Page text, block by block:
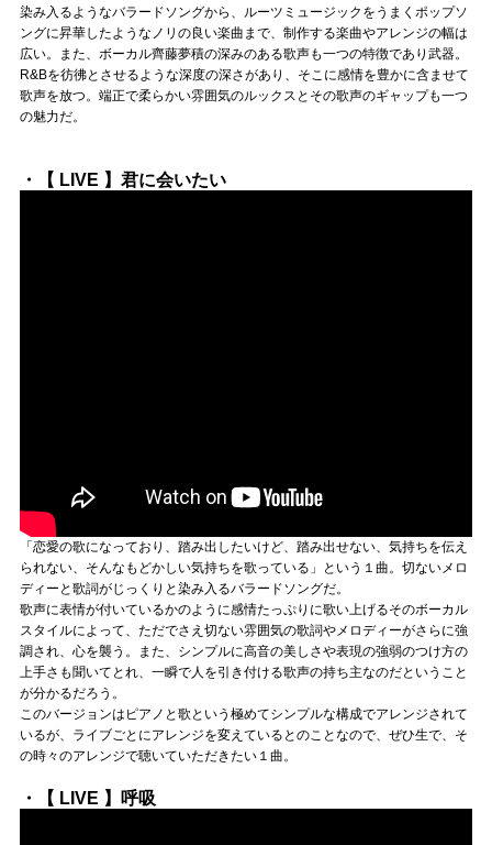
Follow us
Official SNS
染み入るようなバラードソングから、ルーツミュージックをうまくポップソ
ングに昇華したようなノリの良い楽曲まで、制作する楽曲やアレンジの幅は
広い。また、ボーカル齊藤夢積の深みのある歌声も一つの特徴であり武器。
R&Bを彷彿とさせるような深度の深さがあり、そこに感情を豊かに含ませて
歌声を放つ。端正で柔らかい雰囲気のルックスとその歌声のギャップも一つ
の魅力だ。
・【 LIVE 】君に会いたい
「恋愛の歌になっており、踏み出したいけど、踏み出せない、気持ちを伝え
られない、そんなもどかしい気持ちを歌っている」という１曲。切ないメロ
ディーと歌詞がじっくりと染み入るバラードソングだ。
歌声に表情が付いているかのように感情たっぷりに歌い上げるそのボーカル
スタイルによって、ただでさえ切ない雰囲気の歌詞やメロディーがさらに強
調され、心を襲う。また、シンプルに高音の美しさや表現の強弱のつけ方の
上手さも聞いてとれ、一瞬で人を引き付ける歌声の持ち主なのだということ
が分かるだろう。
このバージョンはピアノと歌という極めてシンプルな構成でアレンジされて
いるが、ライブごとにアレンジを変えているとのことなので、ぜひ生で、そ
の時々のアレンジで聴いていただきたい１曲。
・【 LIVE 】呼吸